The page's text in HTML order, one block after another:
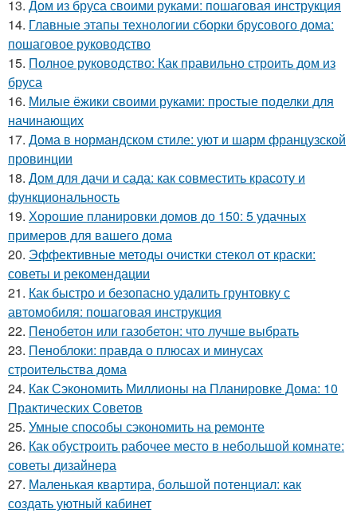
13. Дом из бруса своими руками: пошаговая инструкция
14. Главные этапы технологии сборки брусового дома:
пошаговое руководство
15. Полное руководство: Как правильно строить дом из
бруса
16. Милые ёжики своими руками: простые поделки для
начинающих
17. Дома в нормандском стиле: уют и шарм французской
провинции
18. Дом для дачи и сада: как совместить красоту и
функциональность
19. Хорошие планировки домов до 150: 5 удачных
примеров для вашего дома
20. Эффективные методы очистки стекол от краски:
советы и рекомендации
21. Как быстро и безопасно удалить грунтовку с
автомобиля: пошаговая инструкция
22. Пенобетон или газобетон: что лучше выбрать
23. Пеноблоки: правда о плюсах и минусах
строительства дома
24. Как Сэкономить Миллионы на Планировке Дома: 10
Практических Советов
25. Умные способы сэкономить на ремонте
26. Как обустроить рабочее место в небольшой комнате:
советы дизайнера
27. Маленькая квартира, большой потенциал: как
создать уютный кабинет